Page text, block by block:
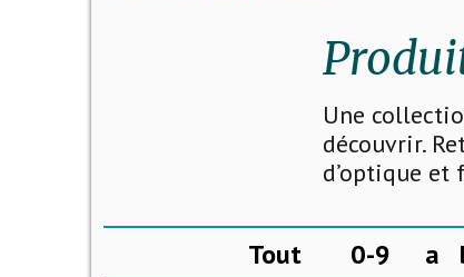
Une
découvrir.
d’optique et
Tout 0-9 a